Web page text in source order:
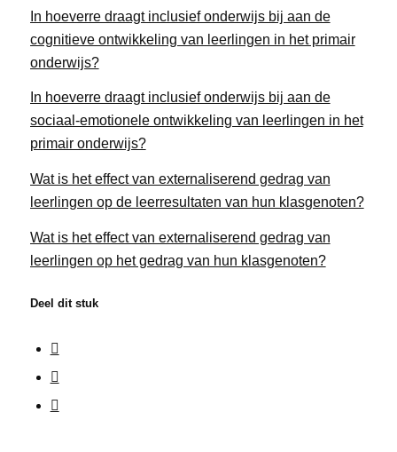
In hoeverre draagt inclusief onderwijs bij aan de
cognitieve ontwikkeling van leerlingen in het primair
onderwijs?
In hoeverre draagt inclusief onderwijs bij aan de
sociaal-emotionele ontwikkeling van leerlingen in het
primair onderwijs?
Wat is het effect van externaliserend gedrag van
leerlingen op de leerresultaten van hun klasgenoten?
Wat is het effect van externaliserend gedrag van
leerlingen op het gedrag van hun klasgenoten?
Deel dit stuk